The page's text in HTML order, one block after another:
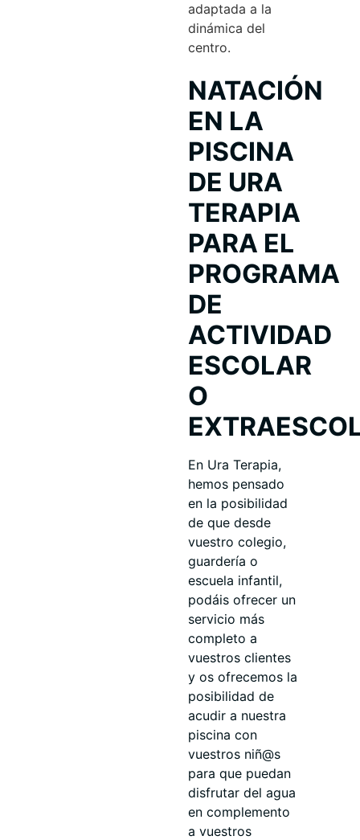
adaptada a la
dinámica del
centro.
NATACIÓN
EN LA
PISCINA
DE URA
TERAPIA
PARA EL
PROGRAMA
DE
ACTIVIDAD
ESCOLAR
O
En Ura Terapia,
hemos pensado
en la posibilidad
de que desde
vuestro colegio,
guardería o
escuela infantil,
podáis ofrecer un
servicio más
completo a
vuestros clientes
y os ofrecemos la
posibilidad de
acudir a nuestra
piscina con
vuestros niñ@s
para que puedan
disfrutar del agua
en complemento
a vuestros